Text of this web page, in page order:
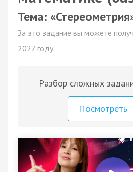
Тема:
За это задание вы можете
2027 году
Разбор сложных
Посмотреть